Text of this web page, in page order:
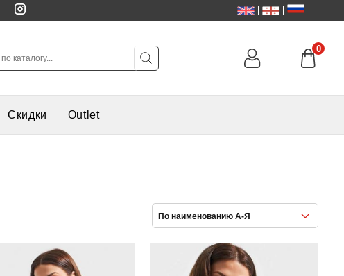
0
Скидки Outlet
По наименованию А-Я